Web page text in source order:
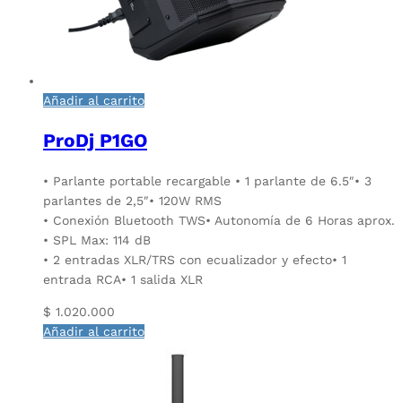
Añadir al carrito
ProDj P1GO
• Parlante portable recargable • 1 parlante de 6.5″• 3
parlantes de 2,5″• 120W RMS
• Conexión Bluetooth TWS• Autonomía de 6 Horas aprox.
• SPL Max: 114 dB
• 2 entradas XLR/TRS con ecualizador y efecto• 1
entrada RCA• 1 salida XLR
$ 1.020.000
Añadir al carrito